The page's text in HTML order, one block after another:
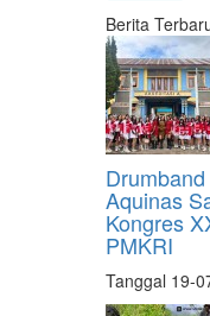
Berita
Aquinas
Kongres
PMKRI
Tanggal 19-